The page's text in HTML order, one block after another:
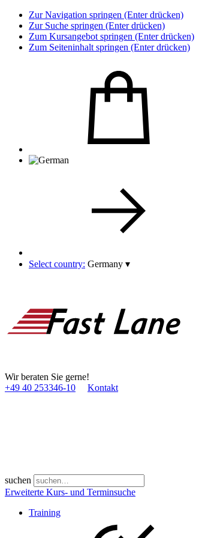
Zur Navigation springen (Enter drücken)
Zur Suche springen (Enter drücken)
Zum Kursangebot springen (Enter drücken)
Zum Seiteninhalt springen (Enter drücken)
Select country: Germany ▾
Wir beraten Sie gerne!
+49 40 253346­-10
Kontakt
suchen
Erweiterte Kurs- und Terminsuche
Training